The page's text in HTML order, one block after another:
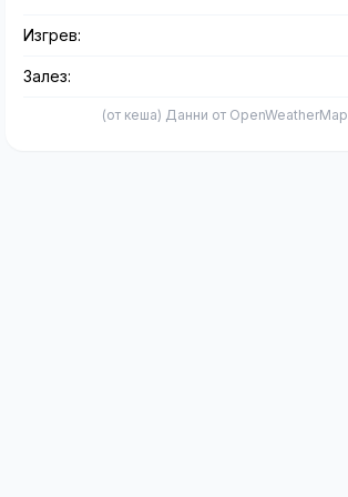
Изгрев:
Залез:
(от кеша) Данни от OpenWeatherMap